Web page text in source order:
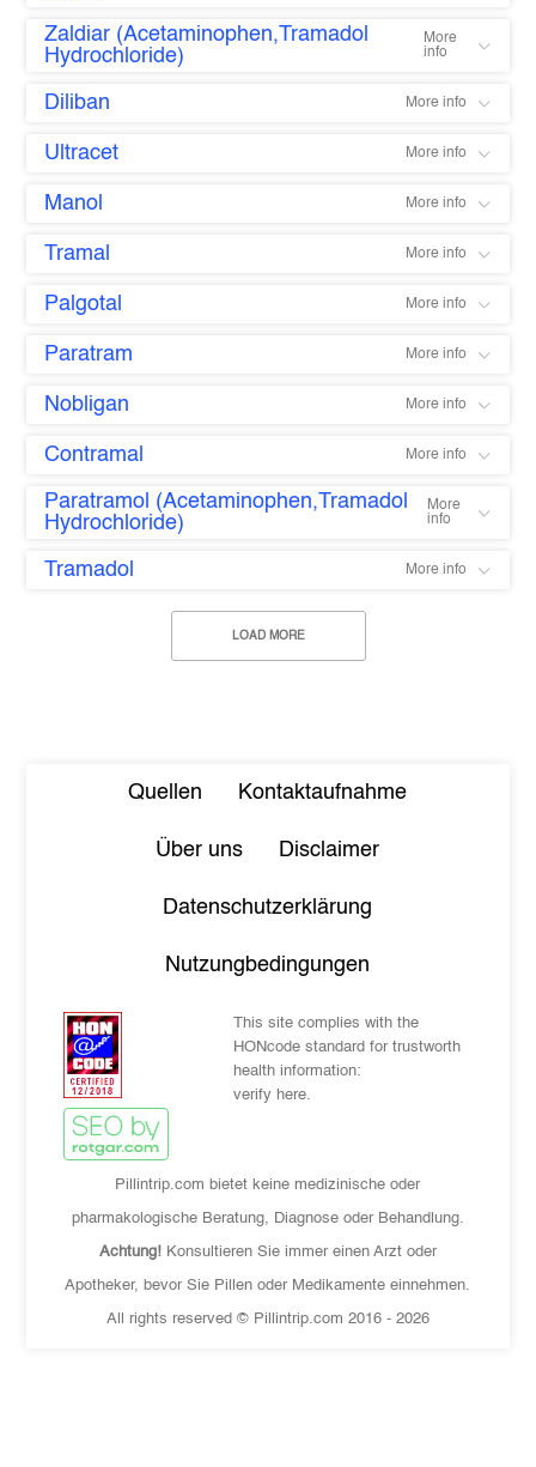
Zaldiar (Acetaminophen,Tramadol
Hydrochloride)
More
info
Diliban More info
Ultracet More info
Manol More info
Tramal More info
Palgotal More info
Paratram More info
Nobligan More info
Contramal More info
Paratramol (Acetaminophen,Tramadol
Hydrochloride)
More
info
Tramadol More info
LOAD MORE
Quellen Kontaktaufnahme
Über uns Disclaimer
Datenschutzerklärung
Nutzungbedingungen
This site complies with the
HONcode standard for trustworth
health information:
verify here.
Pillintrip.com bietet keine medizinische oder
pharmakologische Beratung, Diagnose oder Behandlung.
Achtung!Konsultieren Sie immer einen Arzt oder
Apotheker, bevor Sie Pillen oder Medikamente einnehmen.
All rights reserved © Pillintrip.com 2016 - 2026